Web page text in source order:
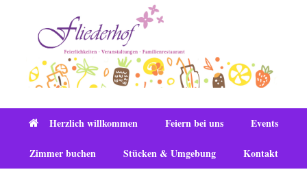
Herzlich willkommen Feiern bei uns Events
Zimmer buchen Stücken & Umgebung Kontakt